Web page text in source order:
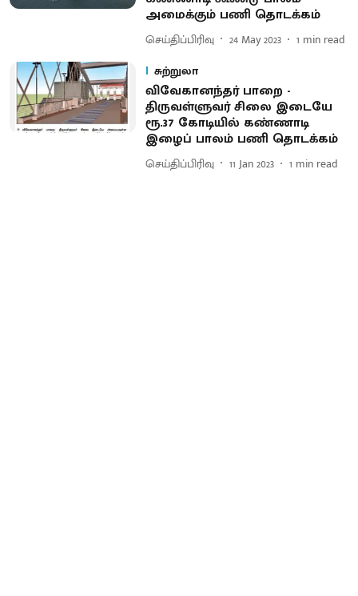
அமைக்கும் பணி தொடக்கம்
செய்திப்பிரிவு 24 May 2023 1 min read
சுற்றுலா
விவேகானந்தர் பாறை -
திருவள்ளுவர் சிலை இடையே
ரூ.37 கோடியில் கண்ணாடி
இழைப் பாலம் பணி தொடக்கம்
செய்திப்பிரிவு 11 Jan 2023 1 min read